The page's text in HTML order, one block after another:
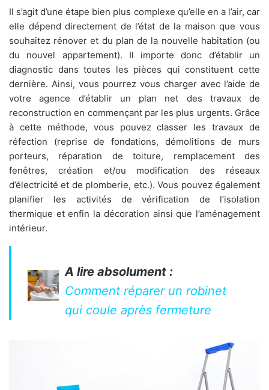
Il s’agit d’une étape bien plus complexe qu’elle en a l’air, car
elle dépend directement de l’état de la maison que vous
souhaitez rénover et du plan de la nouvelle habitation (ou
du nouvel appartement). Il importe donc d’établir un
diagnostic dans toutes les pièces qui constituent cette
dernière. Ainsi, vous pourrez vous charger avec l’aide de
votre agence d’établir un plan net des travaux de
reconstruction en commençant par les plus urgents. Grâce
à cette méthode, vous pouvez classer les travaux de
réfection (reprise de fondations, démolitions de murs
porteurs, réparation de toiture, remplacement des
fenêtres, création et/ou modification des réseaux
d’électricité et de plomberie, etc.). Vous pouvez également
planifier les activités de vérification de l’isolation
thermique et enfin la décoration ainsi que l’aménagement
intérieur.
A lire absolument :
Comment réparer un robinet
qui coule après fermeture